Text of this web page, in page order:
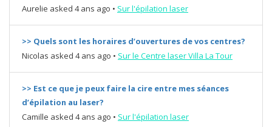
Aurelie asked 4 ans ago • Sur l'épilation laser
>> Quels sont les horaires d’ouvertures de vos centres?
Nicolas asked 4 ans ago • Sur le Centre laser Villa La Tour
>> Est ce que je peux faire la cire entre mes séances
d’épilation au laser?
Camille asked 4 ans ago • Sur l'épilation laser